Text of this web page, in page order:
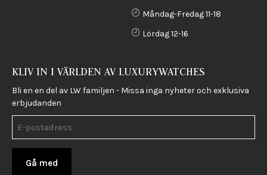
Måndag-Fredag 11-18
Lördag 12-16
KLIV IN I VÄRLDEN AV LUXURYWATCHES
Bli en en del av LW familjen - Missa inga nyheter och exklusiva
erbjudanden
Gå med